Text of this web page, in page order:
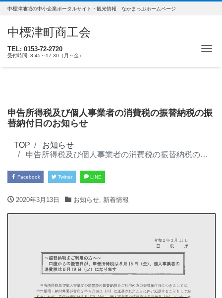
中標津地域の中小企業ポータルサイト・観光情報 なかまっぷホームページ
中標津町商工会
TEL: 0153-72-2720
受付時間: 8:45～17:30（月～金）
ナ
申告所得税及び個人事業者の消費税の振替納税の振
替納付日のお知らせ
TOP
お知らせ
申告所得税及び個人事業者の消費税の振替納税の振替納付日のお知らせ
Facebook Twitter LINE
2020年3月13日 お知らせ, 新着情報